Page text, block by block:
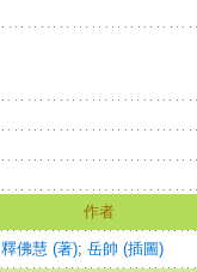
作者
釋佛慧 (著); 岳帥 (插圖)